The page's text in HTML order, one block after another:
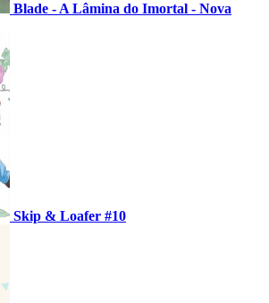
Blade - A Lâmina do Imortal - Nova
Skip & Loafer #10